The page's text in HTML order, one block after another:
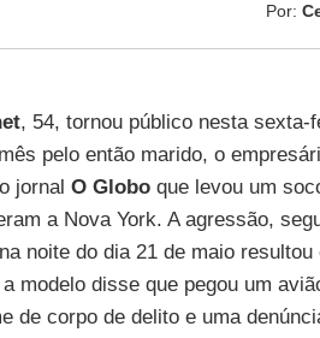
Por:
, 54, tornou público nesta sexta-
pelo então marido, o
jornal O Globoque levou um
a Nova York. A agressão,
noite do dia 21 de maio
modelo disse que pegou um
de corpo de delito e uma